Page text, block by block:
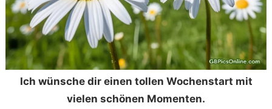
Ich wünsche dir einen tollen Wochenstart mit
vielen schönen Momenten.